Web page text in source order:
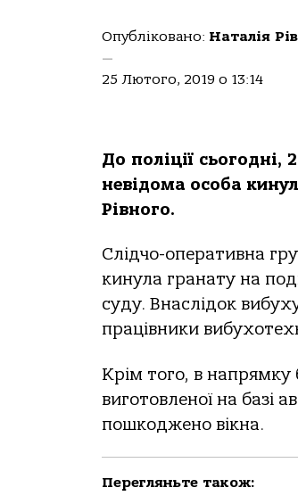
Опубліковано: Наталія
—
25 Лютого, 2019 о 13:14
До поліції
невідома особа
Рівного.
Слідчо-оперативна
кинула гранату на
суду. Внаслідок
працівники
Крім того, в напрямку
виготовленої на базі
пошкоджено вікна.
Перегляньте також: